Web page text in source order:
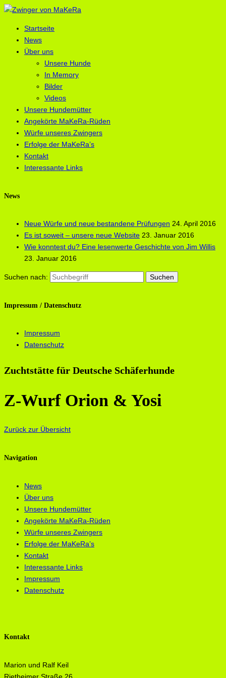
Startseite
News
Über uns
Unsere Hunde
In Memory
Bilder
Videos
Unsere Hundemütter
Angekörte MaKeRa-Rüden
Würfe unseres Zwingers
Erfolge der MaKeRa’s
Kontakt
Interessante Links
News
Neue Würfe und neue bestandene Prüfungen 24. April 2016
Es ist soweit – unsere neue Website 23. Januar 2016
Wie konntest du? Eine lesenwerte Geschichte von Jim Willis
23. Januar 2016
Suchen nach:
Impressum / Datenschutz
Impressum
Datenschutz
Zuchtstätte für Deutsche Schäferhunde
Z-Wurf Orion & Yosi
Zurück zur Übersicht
Navigation
News
Über uns
Unsere Hundemütter
Angekörte MaKeRa-Rüden
Würfe unseres Zwingers
Erfolge der MaKeRa’s
Kontakt
Interessante Links
Impressum
Datenschutz
Kontakt
Marion und Ralf Keil